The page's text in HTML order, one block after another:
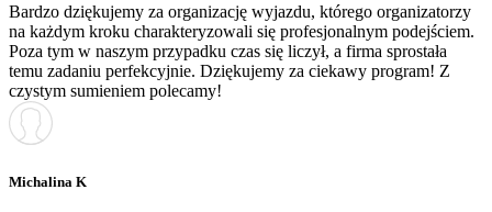
Bardzo dziękujemy za organizację wyjazdu, którego organizatorzy
na każdym kroku charakteryzowali się profesjonalnym podejściem.
Poza tym w naszym przypadku czas się liczył, a firma sprostała
temu zadaniu perfekcyjnie. Dziękujemy za ciekawy program! Z
czystym sumieniem polecamy!
Michalina K